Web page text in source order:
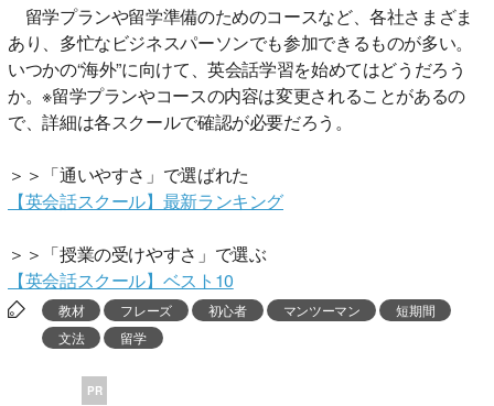
留学プランや留学準備のためのコースなど、各社さまざま
あり、多忙なビジネスパーソンでも参加できるものが多い。
いつかの“海外”に向けて、英会話学習を始めてはどうだろう
か。※留学プランやコースの内容は変更されることがあるの
で、詳細は各スクールで確認が必要だろう。
＞＞「通いやすさ」で選ばれた
【英会話スクール】最新ランキング
＞＞「授業の受けやすさ」で選ぶ
【英会話スクール】ベスト10
教材 フレーズ 初心者 マンツーマン
短期間
文法
留学
PR